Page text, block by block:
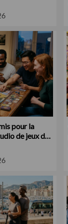
pour la
de jeux de